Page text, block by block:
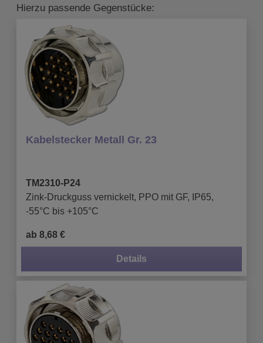
Hierzu passende Gegenstücke:
Kabelstecker Metall Gr. 23
TM2310-P24
Zink-Druckguss vernickelt, PPO mit GF, IP65,
-55°C bis +105°C
ab 8,68 €
Details